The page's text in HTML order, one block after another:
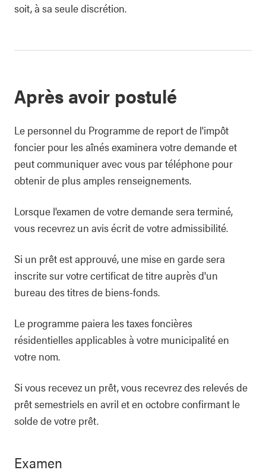
soit, à sa seule discrétion.
Après avoir postulé
Le personnel du Programme de report de l'impôt
foncier pour les aînés examinera votre demande et
peut communiquer avec vous par téléphone pour
obtenir de plus amples renseignements.
Lorsque l'examen de votre demande sera terminé,
vous recevrez un avis écrit de votre admissibilité.
Si un prêt est approuvé, une mise en garde sera
inscrite sur votre certificat de titre auprès d'un
bureau des titres de biens-fonds.
Le programme paiera les taxes foncières
résidentielles applicables à votre municipalité en
votre nom.
Si vous recevez un prêt, vous recevrez des relevés de
prêt semestriels en avril et en octobre confirmant le
solde de votre prêt.
Examen